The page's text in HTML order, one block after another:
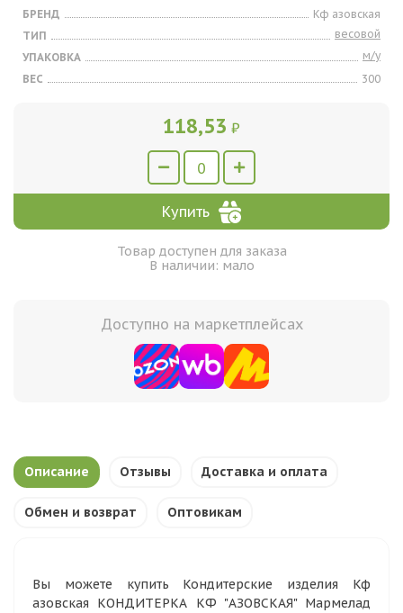
БРЕНД
Кф азовская
ТИП
весовой
УПАКОВКА
м/у
ВЕС
300
118,53 ₽
Купить
Товар доступен для заказа
В наличии: мало
Доступно на маркетплейсах
Описание Отзывы Доставка и оплата
Обмен и возврат Оптовикам
Вы можете купить Кондитерские изделия Кф
азовская КОНДИТЕРКА КФ "АЗОВСКАЯ" Мармелад